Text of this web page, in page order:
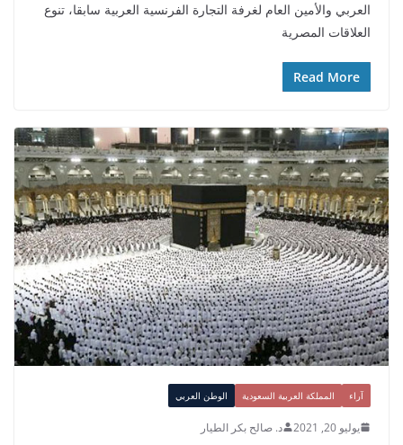
العربي والأمين العام لغرفة التجارة الفرنسية العربية سابقا، تنوع
العلاقات المصرية
Read More
آراء المملكة العربية السعودية الوطن العربي
يوليو 20, 2021 د. صالح بكر الطيار